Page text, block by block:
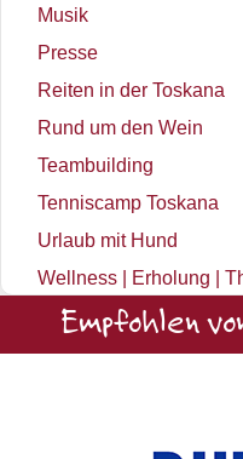
Musik
Presse
Reiten in der Toskana
Rund um den Wein
Teambuilding
Tenniscamp Toskana
Urlaub mit Hund
Wellness | Erholung |
Empfohlen